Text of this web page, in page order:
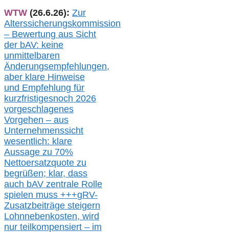
WTW (26.6.26): Zur
Alterssicherungskommission
– Bewertung aus Sicht
der bAV: keine
unmittelbaren
Änderungsempfehlungen,
aber klare Hinweise
und Empfehlung für
kurzfristigesnoch 2026
vorgeschlagenes
Vorgehen – aus
Unternehmenssicht
wesentlich: klare
Aussage zu 70%
Nettoersatzquote zu
begrüßen; klar, dass
auch bAV zentrale Rolle
spielen muss +++gRV-
Zusatzbeiträge steigern
Lohnnebenkosten, wird
nur teilkompensiert – im